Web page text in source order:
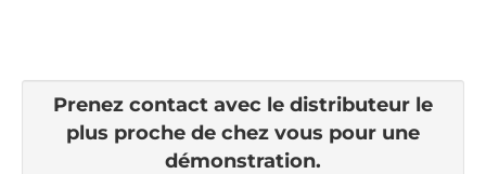
Prenez contact avec le distributeur le
plus proche de chez vous pour une
démonstration.